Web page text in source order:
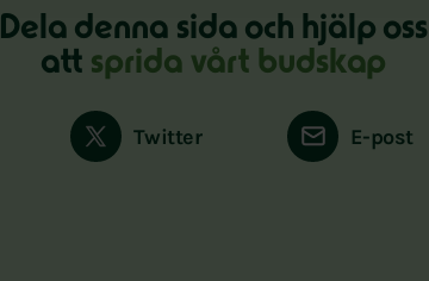
Dela denna sida och hjälp oss
att sprida vårt budskap
Twitter E-post